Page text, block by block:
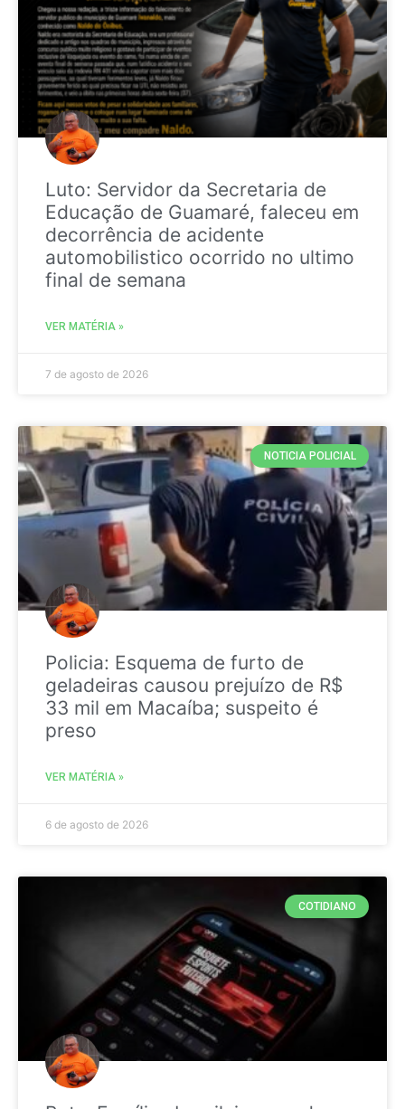
Luto: Servidor da Secretaria de
Educação de Guamaré, faleceu em
decorrência de acidente
automobilistico ocorrido no ultimo
final de semana
VER MATÉRIA »
7 de agosto de 2026
NOTICIA POLICIAL
Policia: Esquema de furto de
geladeiras causou prejuízo de R$
33 mil em Macaíba; suspeito é
preso
VER MATÉRIA »
6 de agosto de 2026
COTIDIANO